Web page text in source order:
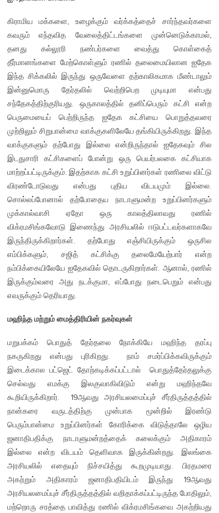
கிராமிய மக்களை, உழைக்கும் வர்க்கத்தைச் சார்ந்தவர்களை
கவரும் எந்தவித வேலைத்திட்டங்களை முன்னெடுக்காமல்,
தனது கல்லூரி நண்பர்களை வைத்து கொள்கைத்
தீர்மானங்களை மேற்கொள்ளும் ரணில் தலைமையிலான ஐதேக
இந்த சிக்கலில் இருந்து ஒருவேளை தற்காலிகமாக மீண்டாலும்
இன்னுமொரு தேர்தலில் வெற்றிபெற முடியுமா என்பது
சந்தேகத்திற்குரியது. ஒருகாலத்தில் தனிப்பெரும் கட்சி என்ற
பெருமையைப் பெற்றிருந்த ஐதேக கட்சியை பொறுத்தவரை
முற்றிலும் சிறுபான்மை வாக்குகளிலேயே தங்கியிருக்கிறது. இந்த
வாக்குகளும் தற்போது இல்லை என்றிருந்தால் ஐதேகவும் சில
இடதுசாரி கட்சிகளைப் போன்று ஒரு பெயர்பலகை கட்சியாக
மாற்றப்பட்டிருக்கும். இதற்காக கட்சி உறுப்பினர்கள் ரணிலை விட்டு
விரண்டோடுவது என்பது புதிய விடயமும் இல்லை.
சொல்லப்போனால் தற்போதைய நாடாளுமன்ற உறுப்பினர்களும்
முக்கால்வாசி ஏதோ ஒரு காலத்திலாவது ரணில்
விக்ரமசிங்கவோடு இணைந்து அரசியலில் ஈடுபட்டவர்களாகவே
இருந்திருக்கிறார்கள். தற்போது எஞ்சியிருக்கும் ஒருசில
எம்பிக்களும், சஜித் கட்சிக்கு தலைமேயேற்பார் என்ற
நம்பிக்கையிலேயே ஐதேகவில் தொடருகிறார்கள். ஆனால், ரணில்
இருக்கும்வரை அது நடக்குமா, எப்போது நடைபெறும் என்பது
எவருக்கும் தெரியாது.
மஹிந்த மற்றும் மைத்திரியின் நகர்வுகள்
மறுபக்கம் பொதுத் தேர்தலை நோக்கியே மஹிந்த தரப்பு
நகருகிறது என்பது புரிகிறது. நாம் சமர்ப்பிக்கவிருக்கும்
இடைக்கால பட்ஜெட் தோற்கடிக்கப்பட்டால் பொதுத்தேர்தலுக்கு
செல்வது எமக்கு இலகுவாகிவிடும் என்று மஹிந்தவே
கூறியிருக்கிறார். 19ஆவது அரசியலமைப்புச் சீர்திருத்தத்தில்
நான்கரை வருடத்திற்கு முன்பாக மூன்றில் இரண்டு
பெரும்பான்மை உறுப்பினர்கள் கோரிக்கை விடுத்தாலே ஒழிய
ஜனாதிபதிக்கு நாடாளுமன்றத்தைக் கலைக்கும் அதிகாரம்
இல்லை என்ற விடயம் தெளிவாக இருக்கின்றது. இலங்கை
அரசியலில் எதையும் நிச்சயித்து கூறமுடியாது. பிரதமரை
அகற்றும் அதிகாரம் ஜனாதிபதியிடம் இருந்து 19ஆவது
அரசியலமைப்புச் சீர்திருத்தத்தில் வறிதாக்கப்பட்டிருந்த போதிலும்,
மற்றொரு சரத்தை பாவித்து ரணில் விக்ரமசிங்கவை அகற்றியது